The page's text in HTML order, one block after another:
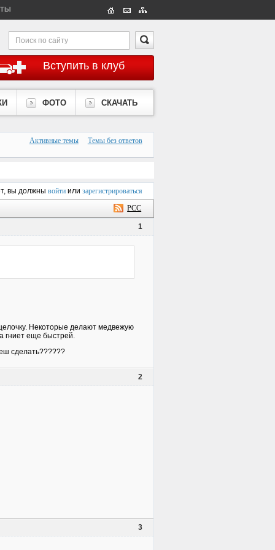
Вступить в клуб
ФОТО СКАЧАТЬ
Активные темы Темы без ответов
вы должны войтиили зарегистрироваться
РСС
1
Некоторые делают медвежую
гниет еще быстрей.
сделать??????
2
3